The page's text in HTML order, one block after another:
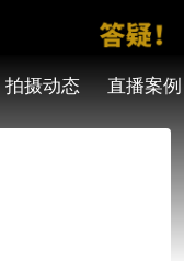
拍摄动态 直播案例